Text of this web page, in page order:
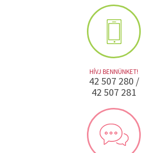
HÍVJ BENNÜNKET!
42 507 280 /
42 507 281